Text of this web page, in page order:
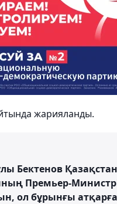
жарияланды.
Бектенов Қазақстан
Премьер-
ол бұрынғы